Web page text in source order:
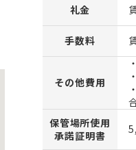
礼金
手数料
その他費用
保管場所使用
承諾証明書